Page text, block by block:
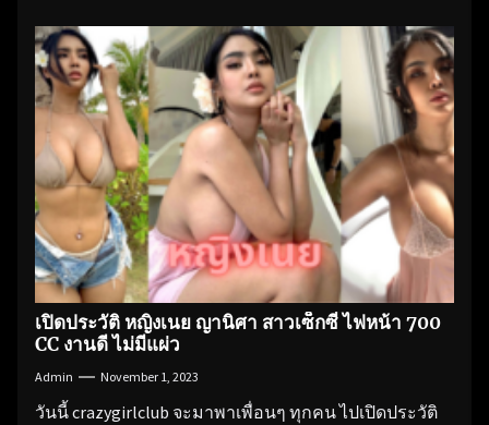
เปิดประวัติ หญิงเนย ญานิศา สาวเซ็กซี่ ไฟหน้า 700
CC งานดี ไม่มีแผ่ว
Admin November 1, 2023
วันนี้ crazygirlclub จะมาพาเพื่อนๆ ทุกคน ไปเปิดประวัติ